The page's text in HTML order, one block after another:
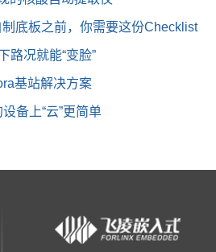
底板之前，你需要这份Checklist
路况就能“变脸”
基站解决方案
备上“云”更简单